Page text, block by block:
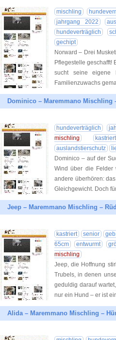
mischling
jahrgang 2022
hundeverträglich
gechipt
Norward – Drei
Pflegestelle
sucht seine eigene
Familienzuwachs
Dominico – Maremmano Mischling
hundeverträglich
mischling
kastriert
auslandstierschutz
Dominico – auf der
Wind über die Felder
andere überhören:
Gleichgewicht. Doch
Jeep – Maremmano Mischling –
kastriert senior
65cm
entwurmt
mischling
Jeep, die Hoffnung
Trubels, in denen
geduldig darauf
nur ein Hund – er ist
Alida – Maremmano Mischling –